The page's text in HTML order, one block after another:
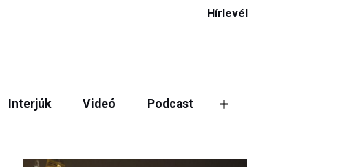
Hírlevél
Interjúk Videó Podcast